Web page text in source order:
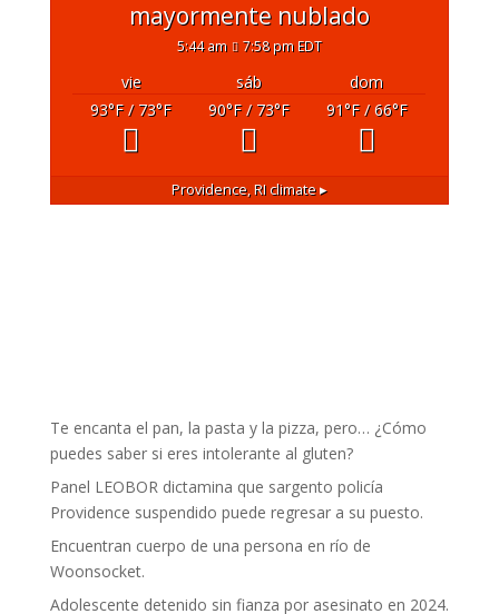
mayormente nublado
5:44 am 7:58 pm EDT
vie sáb
dom
93°F/ 73°F 90°F/ 73°F 91°F/ 66°F
Providence, RIclimate ▸
Te encanta el pan, la pasta y la pizza, pero… ¿Cómo
puedes saber si eres intolerante al gluten?
Panel LEOBOR dictamina que sargento policía
Providence suspendido puede regresar a su puesto.
Encuentran cuerpo de una persona en río de
Woonsocket.
Adolescente detenido sin fianza por asesinato en 2024.